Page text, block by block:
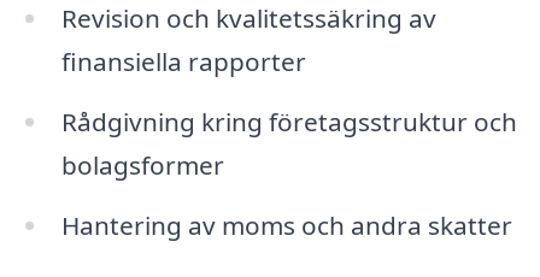
Revision och kvalitetssäkring av
finansiella rapporter
Rådgivning kring företagsstruktur och
bolagsformer
Hantering av moms och andra skatter